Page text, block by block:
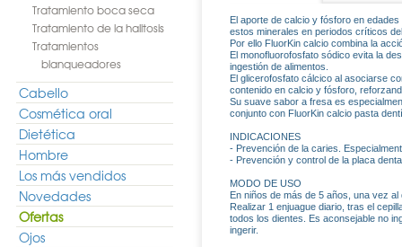
Tratamiento boca seca
Tratamiento de la halitosis
Tratamientos
blanqueadores
Cabello
Cosmética oral
Dietética
Hombre
Los más vendidos
Novedades
Ofertas
Ojos
El aporte de calcio y fósforo en
estos minerales en periodos críticos
Por ello FluorKin calcio combina la
El monofluorofosfato sódico evita la
ingestión de alimentos.
El glicerofosfato cálcico al asociarse
contenido en calcio y fósforo,
Su suave sabor a fresa es
conjunto con FluorKin calcio pasta
INDICACIONES
- Prevención de la caries.
- Prevención y control de la placa
MODO DE USO
En niños de más de 5 años, una vez
Realizar 1 enjuague diario, tras el
todos los dientes. Es aconsejable no
ingerir.